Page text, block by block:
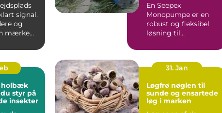
signal.
og
mærke
En Seepex
Monopumpe er en
robust og fleksibel
løsning til
arbejder med
tyktflydend...
styr på
insekter
31. Jan
Løgfrø nøglen til
sunde og ensartede
løg i marken